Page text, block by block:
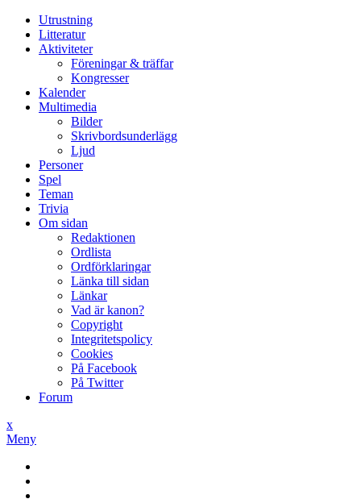
Utrustning
Litteratur
Aktiviteter
Föreningar & träffar
Kongresser
Kalender
Multimedia
Bilder
Skrivbordsunderlägg
Ljud
Personer
Spel
Teman
Trivia
Om sidan
Redaktionen
Ordlista
Ordförklaringar
Länka till sidan
Länkar
Vad är kanon?
Copyright
Integritetspolicy
Cookies
På Facebook
På Twitter
Forum
x
Meny